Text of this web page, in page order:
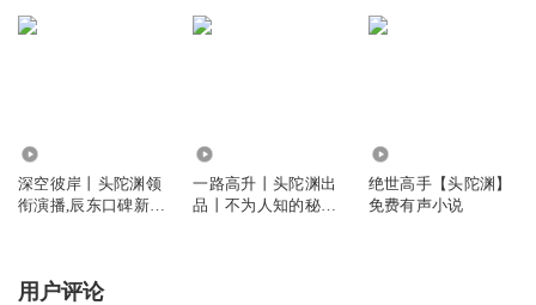
深空彼岸丨头陀渊领
衔演播,辰东口碑新
一路高升丨头陀渊出
品丨不为人知的秘密
绝世高手【头陀渊】
免费有声小说
用户评论